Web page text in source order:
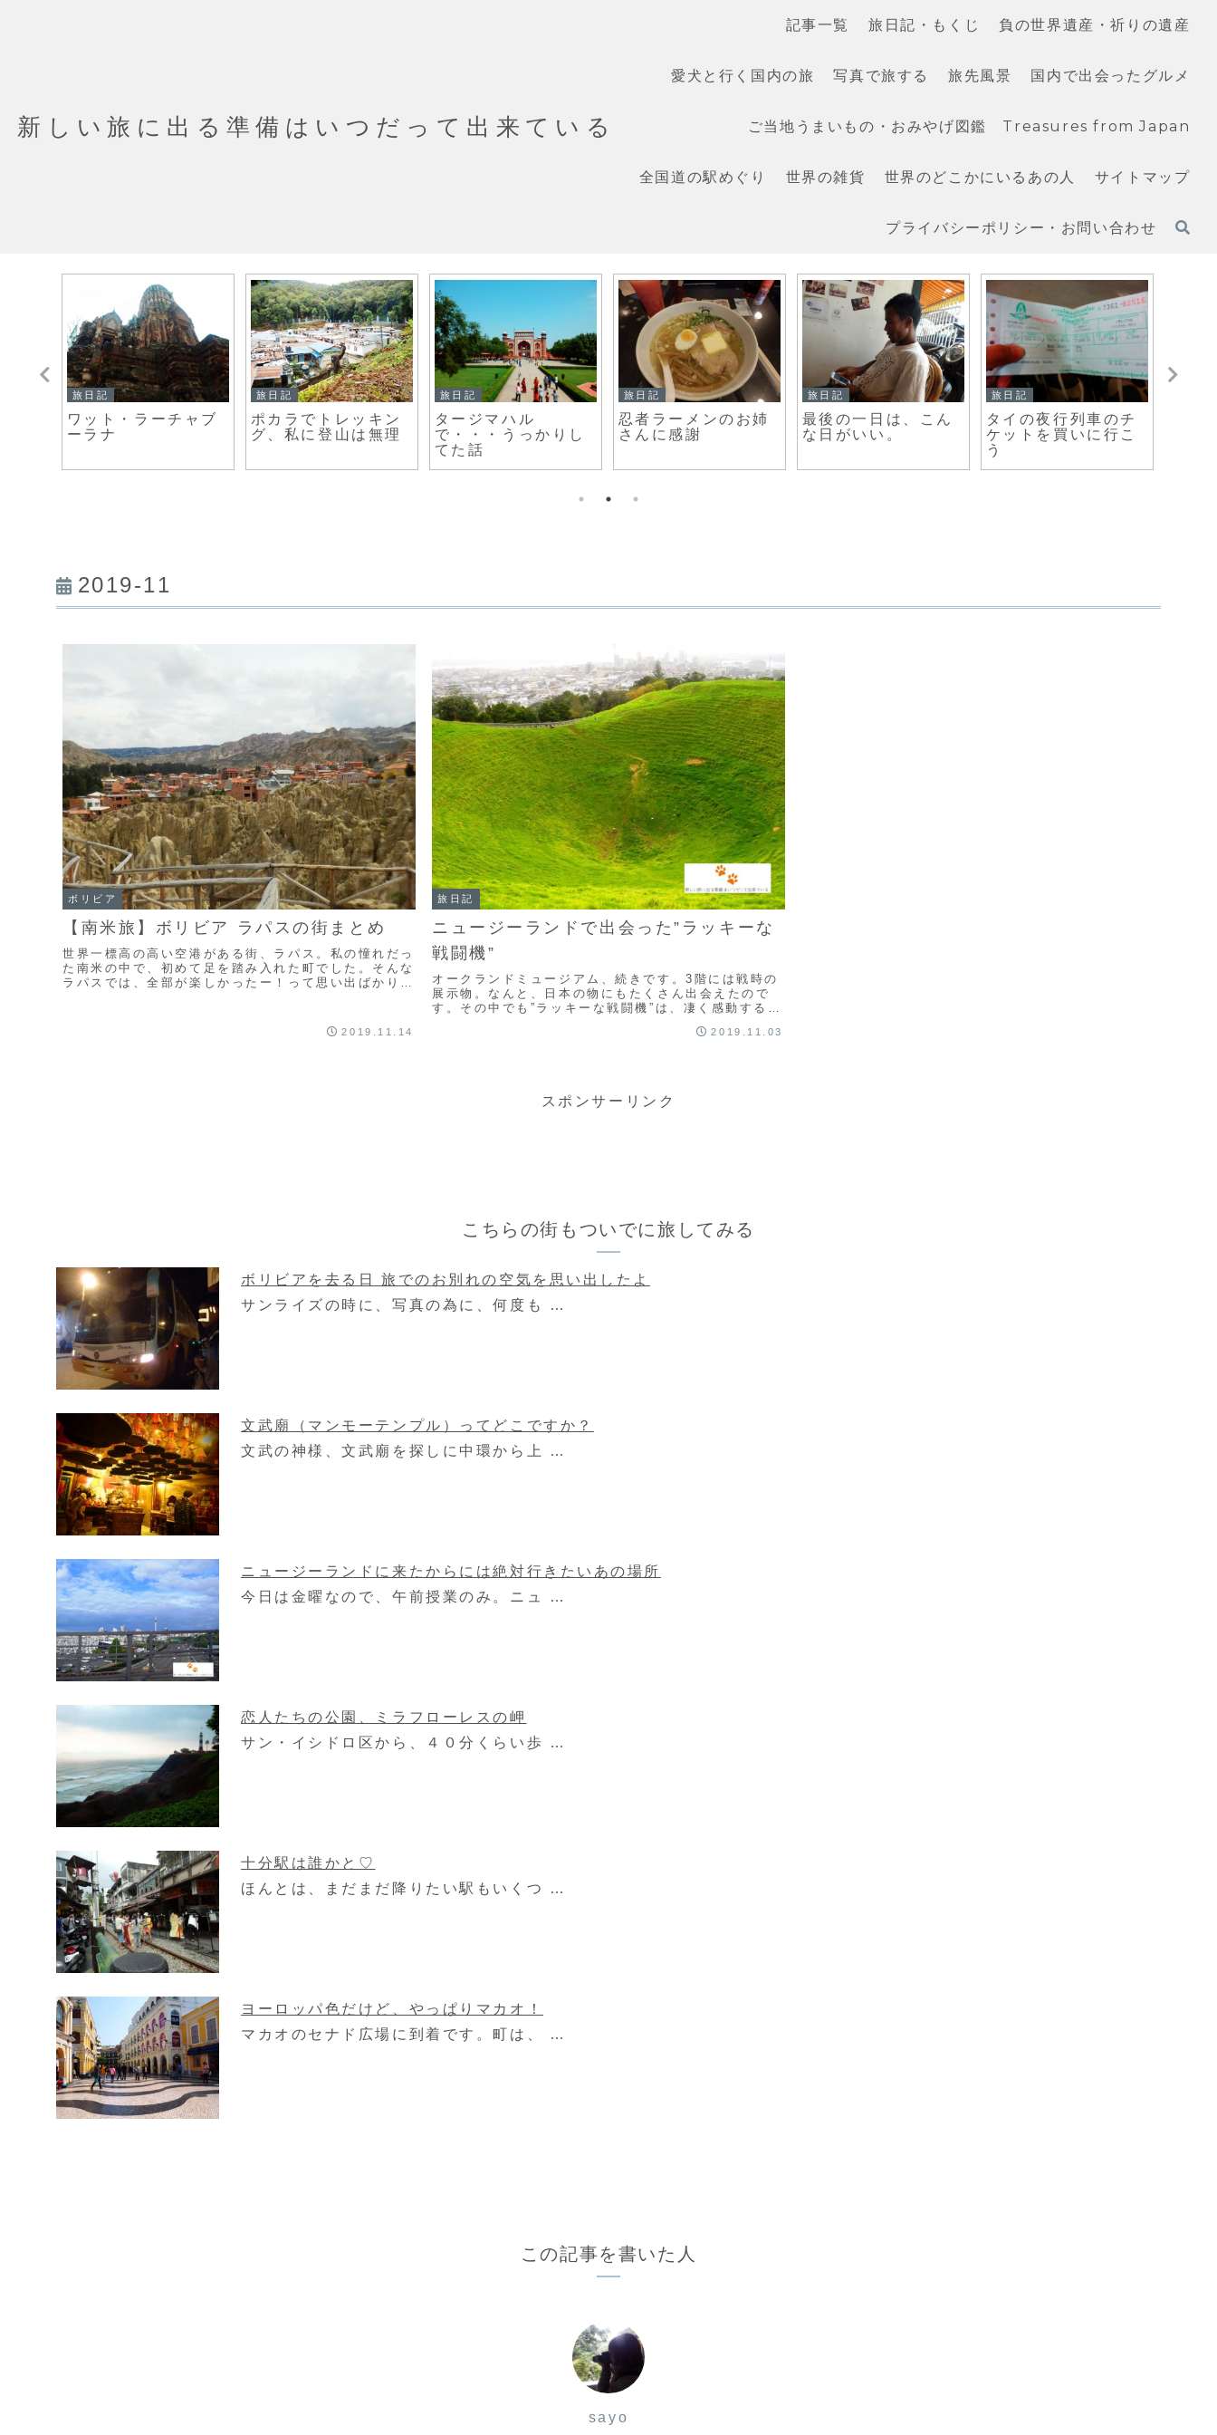
新しい旅に出る準備はいつだって出来ている
記事一覧 旅日記・もくじ 負の世界遺産・祈りの遺産
愛犬と行く国内の旅 写真で旅する 旅先風景 国内で出会ったグルメ
ご当地うまいもの・おみやげ図鑑 Treasures from Japan
全国道の駅めぐり 世界の雑貨 世界のどこかにいるあの人 サイトマップ
プライバシーポリシー・お問い合わせ
旅日記
ワット・ラーチャブ
ーラナ
旅日記
ポカラでトレッキン
グ、私に登山は無理
旅日記
タージマハル
で・・・うっかりし
てた話
旅日記
忍者ラーメンのお姉
さんに感謝
旅日記
最後の一日は、こん
な日がいい。
旅日記
タイの夜行列車のチ
ケットを買いに行こ
う
2019-11
ボリビア
【南米旅】ボリビア ラパスの街まとめ
世界一標高の高い空港がある街、ラパス。私の憧れだっ
た南米の中で、初めて足を踏み入れた町でした。そんな
ラパスでは、全部が楽しかったー！って思い出ばかりで
2019.11.14
旅日記
ニュージーランドで出会った”ラッキーな
戦闘機”
オークランドミュージアム、続きです。3階には戦時の
展示物。なんと、日本の物にもたくさん出会えたので
す。その中でも”ラッキーな戦闘機”は、凄く感動する話
2019.11.03
スポンサーリンク
こちらの街もついでに旅してみる
ボリビアを去る日 旅でのお別れの空気を思い出したよ
サンライズの時に、写真の為に、何度も …
文武廟（マンモーテンプル）ってどこですか？
文武の神様、文武廟を探しに中環から上 …
ニュージーランドに来たからには絶対行きたいあの場所
今日は金曜なので、午前授業のみ。ニュ …
恋人たちの公園、ミラフローレスの岬
サン・イシドロ区から、４０分くらい歩 …
十分駅は誰かと♡
ほんとは、まだまだ降りたい駅もいくつ …
ヨーロッパ色だけど、やっぱりマカオ！
マカオのセナド広場に到着です。町は、 …
この記事を書いた人
sayo